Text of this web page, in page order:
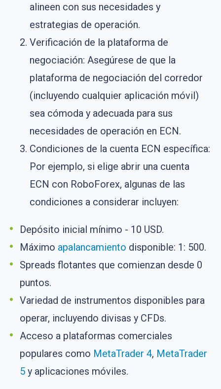
alineen con sus necesidades y
estrategias de operación.
Verificación de la plataforma de
negociación: Asegúrese de que la
plataforma de negociación del corredor
(incluyendo cualquier aplicación móvil)
sea cómoda y adecuada para sus
necesidades de operación en ECN.
Condiciones de la cuenta ECN específica:
Por ejemplo, si elige abrir una cuenta
ECN con RoboForex, algunas de las
condiciones a considerar incluyen:
Depósito inicial mínimo - 10 USD.
Máximo apalancamiento disponible: 1: 500.
Spreads flotantes que comienzan desde 0
puntos.
Variedad de instrumentos disponibles para
operar, incluyendo divisas y CFDs.
Acceso a plataformas comerciales
populares como MetaTrader 4, MetaTrader
5 y aplicaciones móviles.